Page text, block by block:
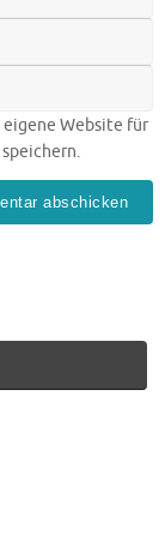
eigene Website für